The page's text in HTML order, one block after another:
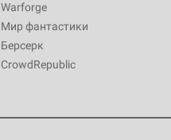
Warforge
Мир фантастики
Берсерк
CrowdRepublic